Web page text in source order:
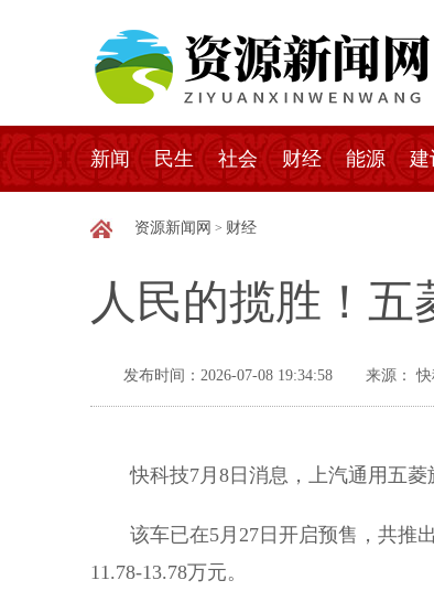
新闻 民生 社会 财经 能源 建
资源新闻网 > 财经
人民的揽胜！
发布时间：2026-07-08 19:34:58 来源：
快科技7月8日消息，上汽通用五菱
该车已在5月27日开启预售，共推出
11.78-13.78万元。